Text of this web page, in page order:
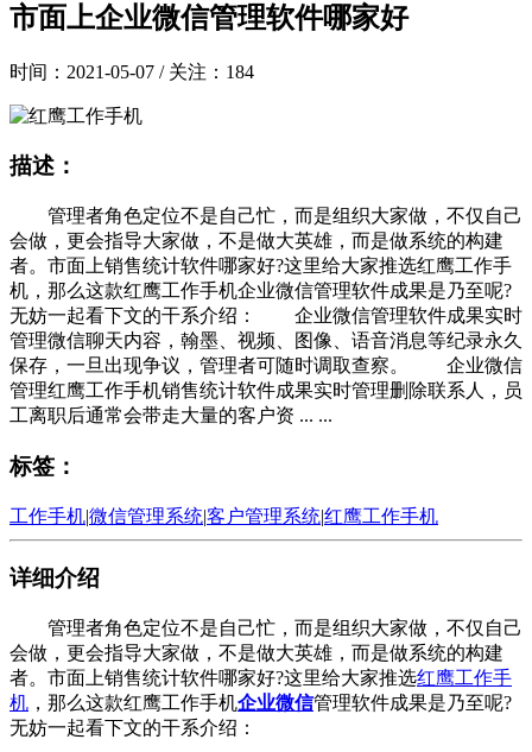
市面上企业微信管理软件哪家好
时间：2021-05-07 / 关注：184
描述：
管理者角色定位不是自己忙，而是组织大家做，不仅自己
会做，更会指导大家做，不是做大英雄，而是做系统的构建
者。市面上销售统计软件哪家好?这里给大家推选红鹰工作手
机，那么这款红鹰工作手机企业微信管理软件成果是乃至呢?
无妨一起看下文的干系介绍： 企业微信管理软件成果实时
管理微信聊天内容，翰墨、视频、图像、语音消息等纪录永久
保存，一旦出现争议，管理者可随时调取查察。 企业微信
管理红鹰工作手机销售统计软件成果实时管理删除联系人，员
工离职后通常会带走大量的客户资 ... ...
标签：
工作手机|微信管理系统|客户管理系统|红鹰工作手机
详细介绍
管理者角色定位不是自己忙，而是组织大家做，不仅自己
会做，更会指导大家做，不是做大英雄，而是做系统的构建
者。市面上销售统计软件哪家好?这里给大家推选红鹰工作手
机 ，那么这款红鹰工作手机企业微信管理软件成果是乃至呢?
无妨一起看下文的干系介绍：